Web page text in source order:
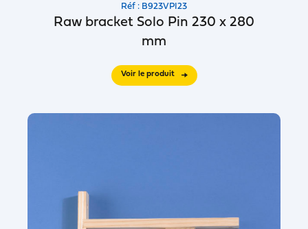
Réf : B923VPI23
Raw bracket Solo Pin 230 x 280
mm
Voir le produit